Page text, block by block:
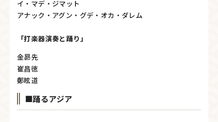
イ・マデ・ジマット
アナック・アグン・グデ・オカ・ダレム
「打楽器演奏と踊り」
金昴先
崔昌徳
鄭昡道
■踊るアジア